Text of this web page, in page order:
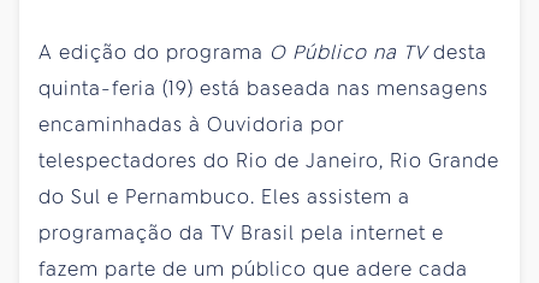
A edição do programa O Público na TVdesta
quinta-feria (19) está baseada nas mensagens
encaminhadas à Ouvidoria por
telespectadores do Rio de Janeiro, Rio Grande
do Sul e Pernambuco. Eles assistem a
programação da TV Brasil pela internet e
fazem parte de um público que adere cada